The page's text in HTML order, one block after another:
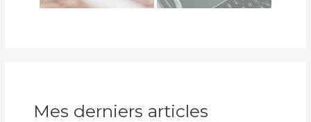
Mes derniers articles